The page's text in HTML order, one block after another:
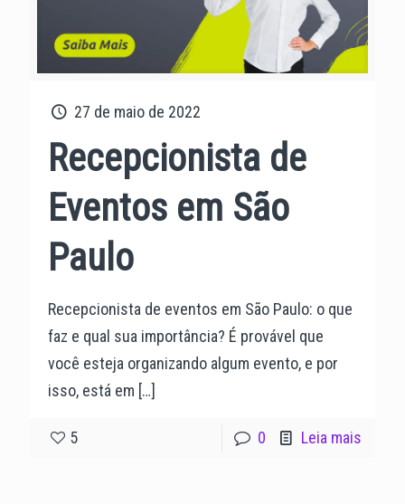
27 de maio de 2022
Recepcionista de
Eventos em São
Paulo
Recepcionista de eventos em São Paulo: o que
faz e qual sua importância? É provável que
você esteja organizando algum evento, e por
isso, está em […]
5 0 Leia mais